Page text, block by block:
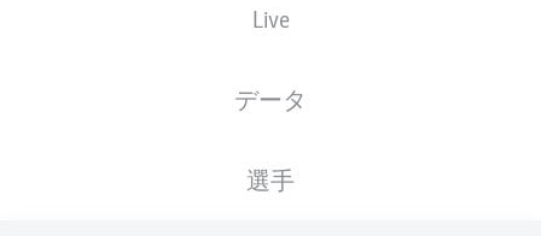
Live
データ
選手